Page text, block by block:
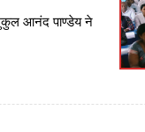
मुकुल आनंद पाण्डेय ने